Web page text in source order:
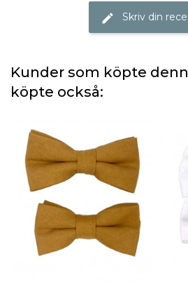
edit Skriv din
Kunder som köpte
köpte också: